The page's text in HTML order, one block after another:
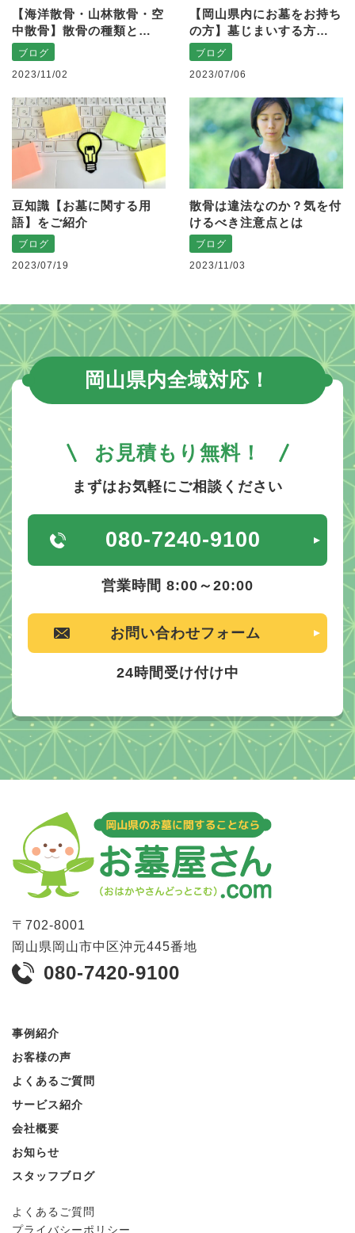
【海洋散骨・山林散骨・空
中散骨】散骨の種類と…
ブログ
2023/11/02
【岡山県内にお墓をお持ち
の方】墓じまいする方…
ブログ
2023/07/06
豆知識【お墓に関する用
語】をご紹介
ブログ
2023/07/19
散骨は違法なのか？気を付
けるべき注意点とは
ブログ
2023/11/03
岡山県内全域対応！
お見積もり無料！
まずはお気軽にご相談ください
080-7240-9100
営業時間 8:00～20:00
お問い合わせフォーム
24時間受け付け中
〒 702-8001
岡山県岡山市中区沖元445番地
080-7420-9100
事例紹介
お客様の声
よくあるご質問
サービス紹介
会社概要
お知らせ
スタッフブログ
よくあるご質問
プライバシーポリシー